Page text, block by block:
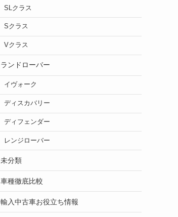
SLクラス
Sクラス
Vクラス
ランドローバー
イヴォーク
ディスカバリー
ディフェンダー
レンジローバー
未分類
車種徹底比較
輸入中古車お役立ち情報